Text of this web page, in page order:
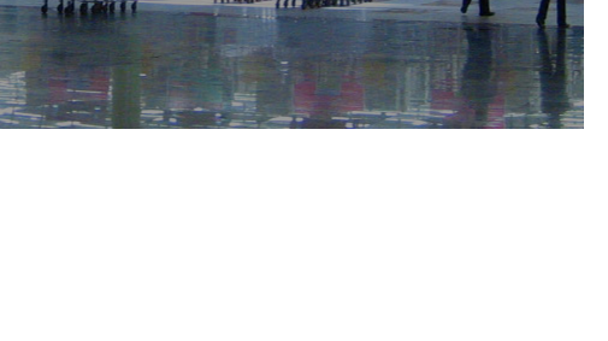
и
для
Первый магазин АТАК
2005